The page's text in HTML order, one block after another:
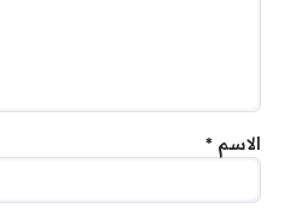
الاسم *